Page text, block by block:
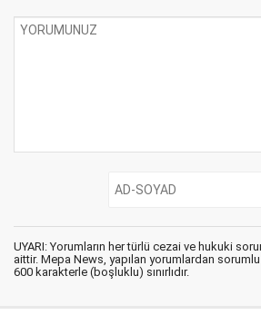
UYARI: Yorumların her türlü cezai ve hukuki
aittir. Mepa News, yapılan yorumlardan
600 karakterle (boşluklu) sınırlıdır.